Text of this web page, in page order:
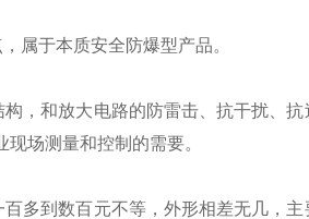
属于本质安全防爆型产品。
，和放大电路的防雷击、抗干扰、
场测量和控制的需要。
多到数百元不等，外形相差无几，